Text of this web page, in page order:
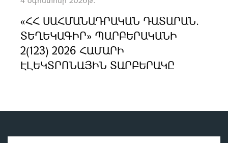
«ՀՀ ՍԱՀՄԱՆԱԴՐԱԿԱՆ ԴԱՏԱՐԱՆ.
ՏԵՂԵԿԱԳԻՐ» ՊԱՐԲԵՐԱԿԱՆԻ
2(123) 2026 ՀԱՄԱՐԻ
ԷԼԵԿՏՐՈՆԱՅԻՆ ՏԱՐԲԵՐԱԿԸ